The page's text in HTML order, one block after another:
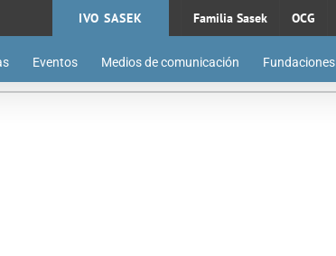
IVO SASEK Familia Sasek OCG
Eventos Medios de comunicación Fundaciones